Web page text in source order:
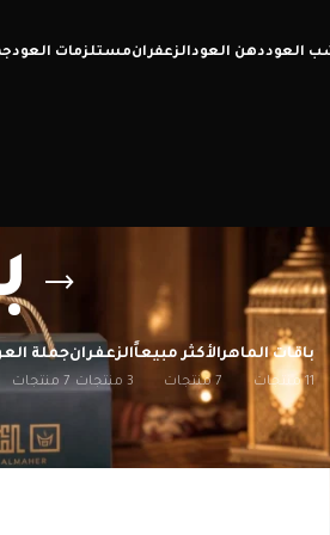
العوددهن العودالزعفرانمستلزمات العود
باقات الماهر
11 منتجات
الأكثر مبيعاً
7 منتجات
الزعفران
3 منتجات
جملة
7 منتجات